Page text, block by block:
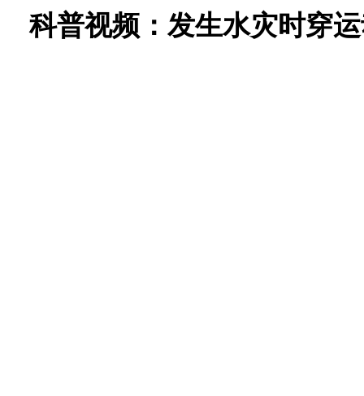
科普视频：发生水灾时穿